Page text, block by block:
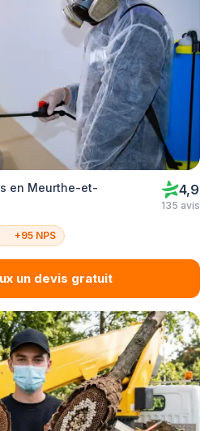
en Meurthe-et-
4,9
135 avis
+95 NPS
un devis gratuit